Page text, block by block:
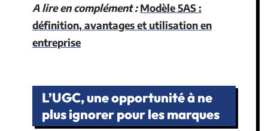
A lire en complément : Modèle 5AS :
définition, avantages et utilisation en
entreprise
L’UGC, une opportunité à ne
plus ignorer pour les marques